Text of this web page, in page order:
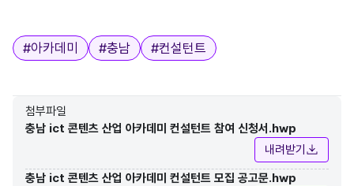
태그
#아카데미 #충남 #컨설턴트
첨부파일
충남 ict 콘텐츠 산업 아카데미 컨설턴트 참여 신청서.hwp
내려받기
충남 ict 콘텐츠 산업 아카데미 컨설턴트 모집 공고문.hwp